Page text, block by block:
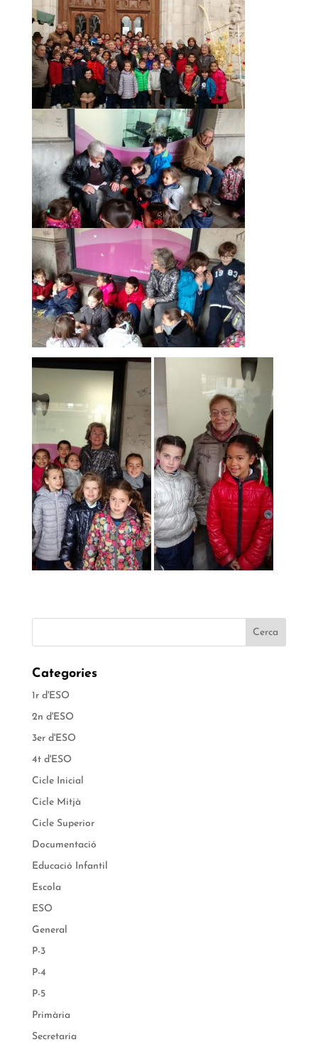
Categories
1r d'ESO
2n d'ESO
3er d'ESO
4t d'ESO
Cicle Inicial
Cicle Mitjà
Cicle Superior
Documentació
Educació Infantil
Escola
ESO
General
P-3
P-4
P-5
Primària
Secretaria